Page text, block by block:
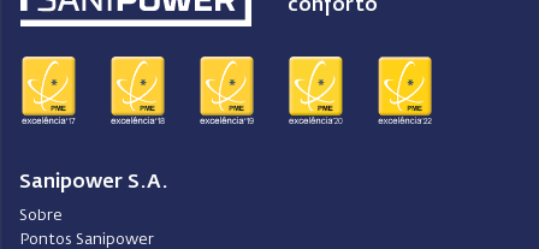
conforto
Sanipower S.A.
Sobre
Pontos Sanipower